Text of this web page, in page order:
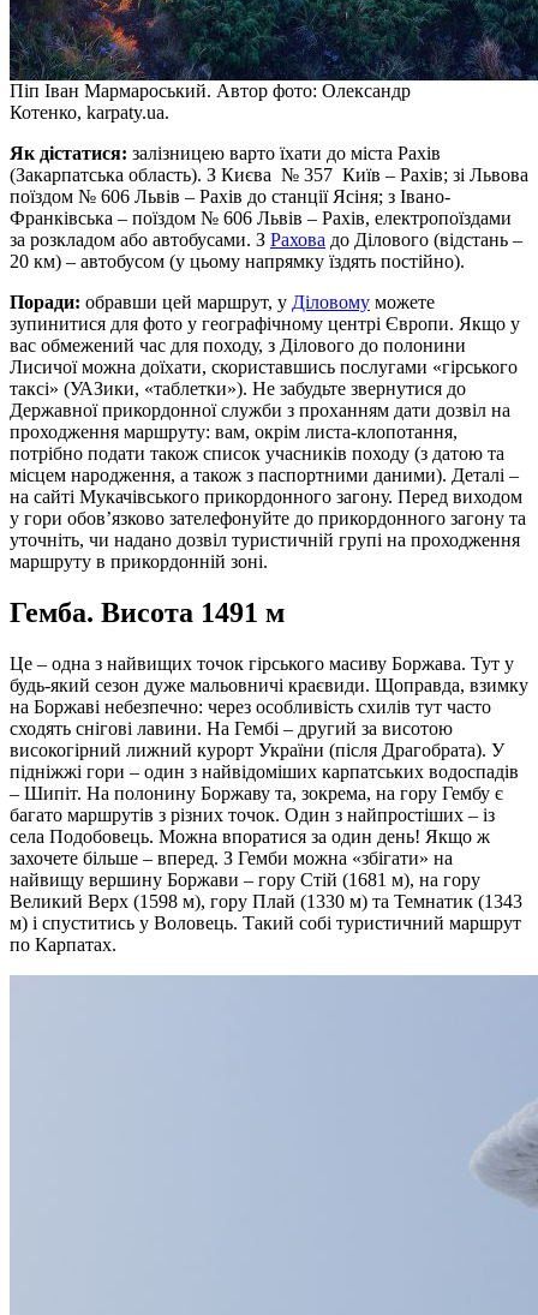
Піп Іван Мармароський. Автор фото: Олександр
Котенко, karpaty.ua.
Як дістатися: залізницею варто їхати до міста Рахів
(Закарпатська область). З Києва № 357 Київ – Рахів; зі Львова
поїздом № 606 Львів – Рахів до станції Ясіня; з Івано-
Франківська – поїздом № 606 Львів – Рахів, електропоїздами
за розкладом або автобусами. З Рахова до Ділового (відстань –
20 км) – автобусом (у цьому напрямку їздять постійно).
Поради: обравши цей маршрут, у Діловому можете
зупинитися для фото у географічному центрі Європи. Якщо у
вас обмежений час для походу, з Ділового до полонини
Лисичої можна доїхати, скориставшись послугами «гірського
таксі» (УАЗики, «таблетки»). Не забудьте звернутися до
Державної прикордонної служби з проханням дати дозвіл на
проходження маршруту: вам, окрім листа-клопотання,
потрібно подати також список учасників походу (з датою та
місцем народження, а також з паспортними даними). Деталі –
на сайті Мукачівського прикордонного загону. Перед виходом
у гори обов’язково зателефонуйте до прикордонного загону та
уточніть, чи надано дозвіл туристичній групі на проходження
маршруту в прикордонній зоні.
Гемба. Висота 1491 м
Це – одна з найвищих точок гірського масиву Боржава. Тут у
будь-який сезон дуже мальовничі краєвиди. Щоправда, взимку
на Боржаві небезпечно: через особливість схилів тут часто
сходять снігові лавини. На Гембі – другий за висотою
високогірний лижний курорт України (після Драгобрата). У
підніжжі гори – один з найвідоміших карпатських водоспадів
– Шипіт. На полонину Боржаву та, зокрема, на гору Гембу є
багато маршрутів з різних точок. Один з найпростіших – із
села Подобовець. Можна впоратися за один день! Якщо ж
захочете більше – вперед. З Гемби можна «збігати» на
найвищу вершину Боржави – гору Стій (1681 м), на гору
Великий Верх (1598 м), гору Плай (1330 м) та Темнатик (1343
м) і спуститись у Воловець. Такий собі туристичний маршрут
по Карпатах.